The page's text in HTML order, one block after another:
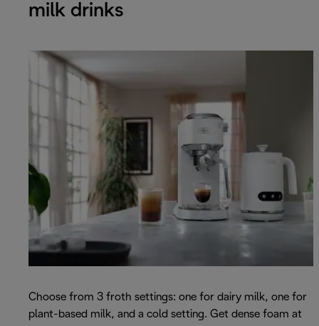
milk drinks
Choose from 3 froth settings: one for dairy milk, one for
plant-based milk, and a cold setting. Get dense foam at